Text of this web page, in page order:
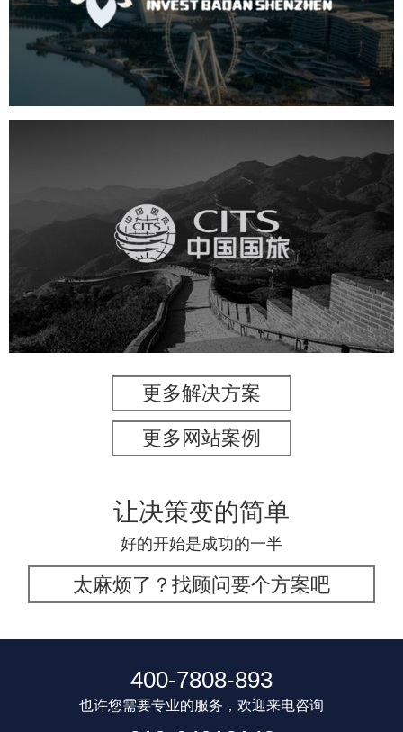
机构组织 国企 品牌官网 网站建设 网站设计
中国国旅
旅游休闲 电商网站 网站建设
更多解决方案
更多网站案例
让决策变的简单
好的开始是成功的一半
太麻烦了？找顾问要个方案吧
400-7808-893
也许您需要专业的服务，欢迎来电咨询